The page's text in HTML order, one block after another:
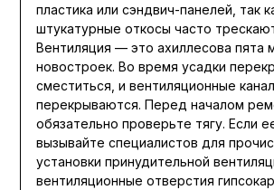
пластика или сэндвич-панелей, так
штукатурные откосы часто
Вентиляция — это ахиллесова пята
новостроек. Во время усадки
сместиться, и вентиляционные
перекрываются. Перед началом
обязательно проверьте тягу. Если
вызывайте специалистов для
установки принудительной
вентиляционные отверстия